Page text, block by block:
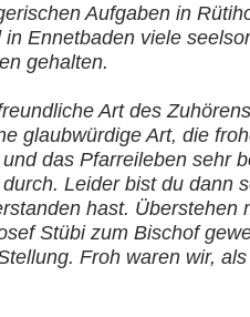
Aufgaben in
Ennetbaden viele
gehalten.
Art des
glaubwürdige Art, die
das Pfarreileben sehr
Leider bist du dann
hast. Überstehen
Stübi zum Bischof
Froh waren wir,